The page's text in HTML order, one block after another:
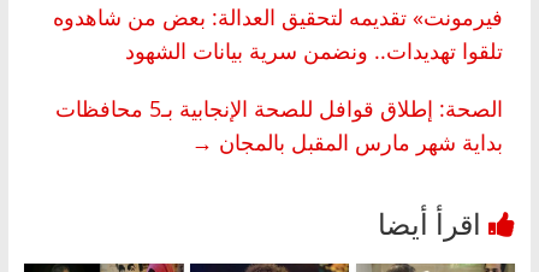
فيرمونت» تقديمه لتحقيق العدالة: بعض من شاهدوه
تلقوا تهديدات.. ونضمن سرية بيانات الشهود
الصحة: إطلاق قوافل للصحة الإنجابية بـ5 محافظات
بداية شهر مارس المقبل بالمجان →